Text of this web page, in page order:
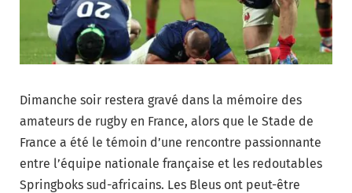
Dimanche soir restera gravé dans la mémoire des
amateurs de rugby en France, alors que le Stade de
France a été le témoin d’une rencontre passionnante
entre l’équipe nationale française et les redoutables
Springboks sud-africains. Les Bleus ont peut-être